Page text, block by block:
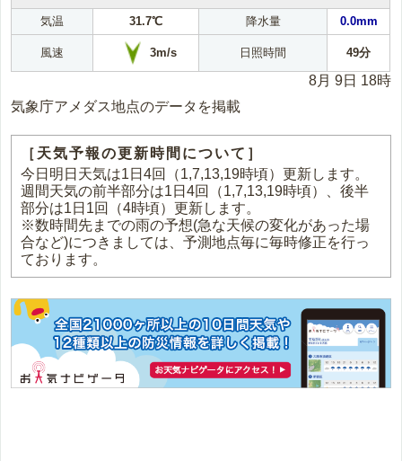
気温 31.7℃ 降水量 0.0mm
風速 3m/s 日照時間 49分
8月 9日 18時
気象庁アメダス地点のデータを掲載
［天気予報の更新時間について］
今日明日天気は1日4回（1,7,13,19時頃）更新します。
週間天気の前半部分は1日4回（1,7,13,19時頃）、後半
部分は1日1回（4時頃）更新します。
※数時間先までの雨の予想(急な天候の変化があった場
合など)につきましては、予測地点毎に毎時修正を行っ
ております。